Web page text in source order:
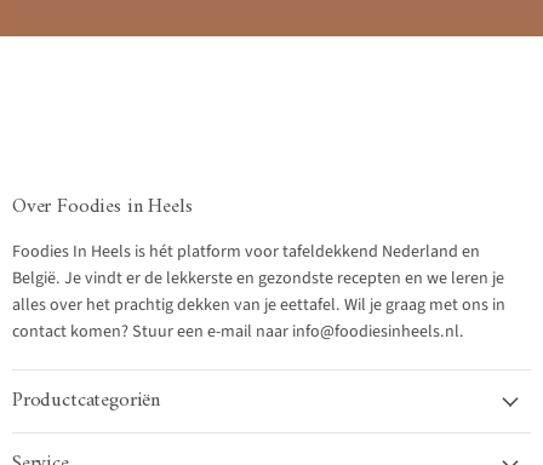
Over Foodies in Heels
Foodies In Heels is hét platform voor tafeldekkend Nederland en
België. Je vindt er de lekkerste en gezondste recepten en we leren je
alles over het prachtig dekken van je eettafel. Wil je graag met ons in
contact komen? Stuur een e-mail naar info@foodiesinheels.nl.
Productcategoriën